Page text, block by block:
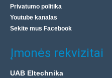
Privatumo politika
Youtube kanalas
Sekite mus Facebook
Įmonės rekvizitai
UAB Eltechnika